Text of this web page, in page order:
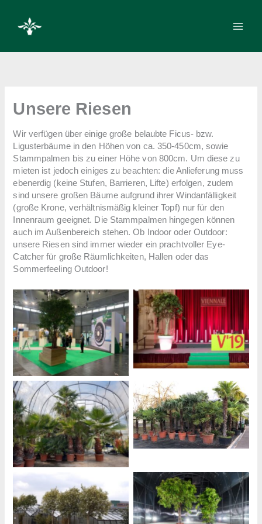
springen
Unsere Riesen
Wir verfügen über einige große belaubte Ficus- bzw.
Ligusterbäume in den Höhen von ca. 350-450cm, sowie
Stammpalmen bis zu einer Höhe von 800cm. Um diese zu
mieten ist jedoch einiges zu beachten: die Anlieferung muss
ebenerdig (keine Stufen, Barrieren, Lifte) erfolgen, zudem
sind unsere großen Bäume aufgrund ihrer Windanfälligkeit
(große Krone, verhältnismäßig kleiner Topf) nur für den
Innenraum geeignet. Die Stammpalmen hingegen können
auch im Außenbereich stehen. Ob Indoor oder Outdoor:
unsere Riesen sind immer wieder ein prachtvoller Eye-
Catcher für große Räumlichkeiten, Hallen oder das
Sommerfeeling Outdoor!